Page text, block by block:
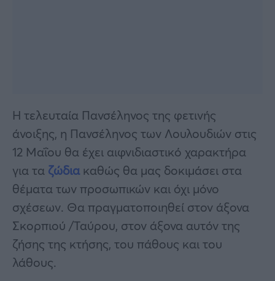
Η τελευταία Πανσέληνος της φετινής
άνοιξης, η Πανσέληνος των Λουλουδιών στις
12 Μαΐου θα έχει αιφνιδιαστικό χαρακτήρα
για τα ζώδια καθώς θα μας δοκιμάσει στα
θέματα των προσωπικών και όχι μόνο
σχέσεων. Θα πραγματοποιηθεί στον άξονα
Σκορπιού /Ταύρου, στον άξονα αυτόν της
ζήσης της κτήσης, του πάθους και του
λάθους.